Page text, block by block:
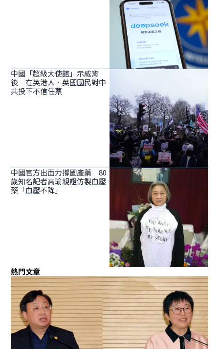
中國「超級大使館」示威背
後 在英港人、英國國民對中
共投下不信任票
中國官方出面力撐國產藥 80
歲知名記者高瑜親證仿製血壓
藥「血壓不降」
熱門文章